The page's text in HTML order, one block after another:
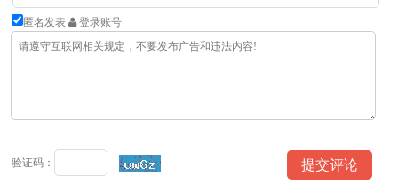
匿名发表 登录账号
验证码：